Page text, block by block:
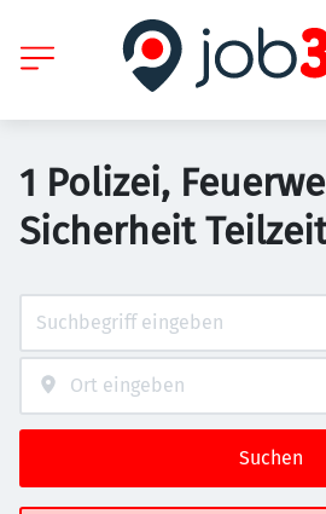
1 Polizei,
Sicherheit
Suchen